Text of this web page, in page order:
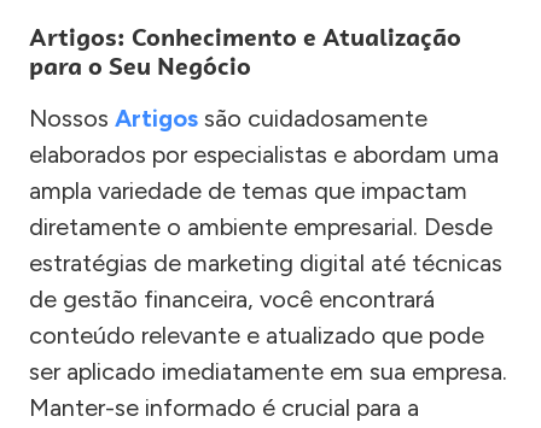
Artigos: Conhecimento e Atualização
para o Seu Negócio
Nossos Artigos são cuidadosamente
elaborados por especialistas e abordam uma
ampla variedade de temas que impactam
diretamente o ambiente empresarial. Desde
estratégias de marketing digital até técnicas
de gestão financeira, você encontrará
conteúdo relevante e atualizado que pode
ser aplicado imediatamente em sua empresa.
Manter-se informado é crucial para a